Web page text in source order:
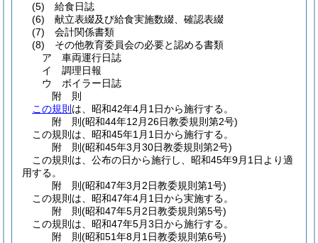
(5)
給食日誌
(6)
献立表綴及び給食実施数綴、確認表綴
(7)
会計関係書類
(8)
その他教育委員会の必要と認める書類
ア
車両運行日誌
イ
調理日報
ウ
ボイラー日誌
附 則
この規則 は、昭和42年4月1日から施行する。
附 則(昭和44年12月26日教委規則第2号)
この規則は、昭和45年1月1日から施行する。
附 則(昭和45年3月30日教委規則第2号)
この規則は、公布の日から施行し、昭和45年9月1日より適
用する。
附 則(昭和47年3月2日教委規則第1号)
この規則は、昭和47年4月1日から実施する。
附 則(昭和47年5月2日教委規則第5号)
この規則は、昭和47年5月3日から施行する。
附 則(昭和51年8月1日教委規則第6号)